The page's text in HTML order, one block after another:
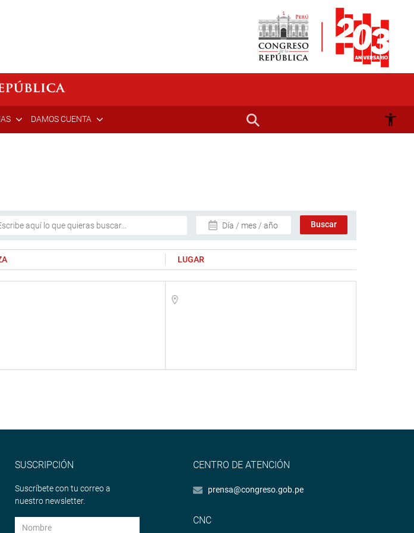
DAMOS CUENTA
Día / mes / año
LUGAR
SUSCRIPCIÓN
Suscríbete con tu correo a
nuestro newsletter.
CENTRO DE ATENCIÓN
prensa@congreso.gob.pe
CNC